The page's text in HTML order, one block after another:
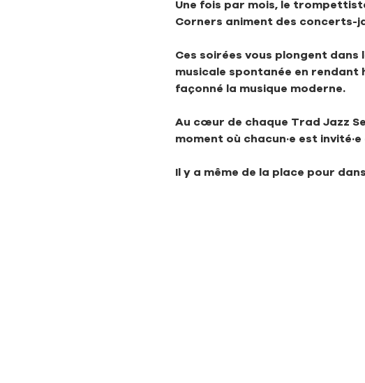
Une fois par mois, le
Corners animent des concerts-
Ces soirées vous plongent
musicale spontanée en rendant
façonné la musique moderne.
Au cœur de chaque Trad Jazz
moment où chacun·e est
Il y a même de la place pour